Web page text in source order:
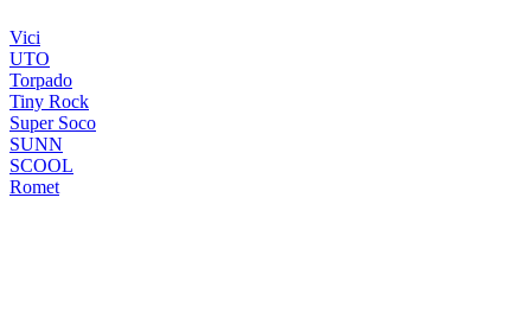
Vici
UTO
Torpado
Tiny Rock
Super Soco
SUNN
SCOOL
Romet